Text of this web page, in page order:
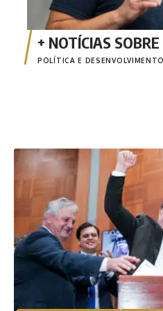
POLÍTICA E DESENVOLVIMENTO